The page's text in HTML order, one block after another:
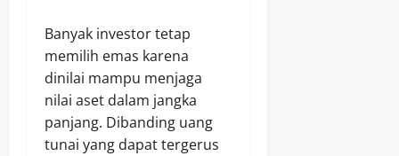
Banyak investor tetap
memilih emas karena
dinilai mampu menjaga
nilai aset dalam jangka
panjang. Dibanding uang
tunai yang dapat tergerus